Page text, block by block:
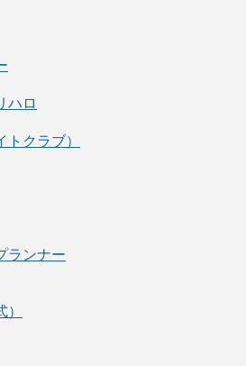
ハロ
クラブ）
ランナー